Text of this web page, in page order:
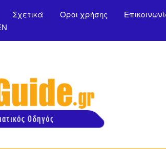
Σχετικά Όροι χρήσης